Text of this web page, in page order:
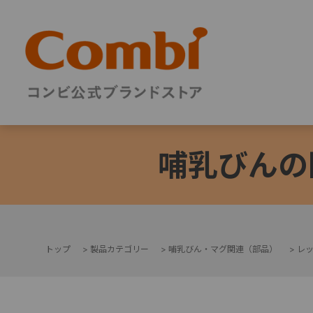
哺乳びん
トップ > 製品カテゴリー > 哺乳びん・マグ関連（部品） > レ